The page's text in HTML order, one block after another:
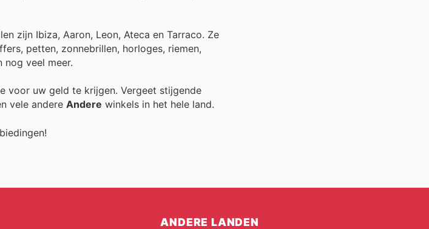
zijn Ibiza, Aaron, Leon, Ateca en Tarraco. Ze
petten, zonnebrillen, horloges, riemen,
nog veel meer.
voor uw geld te krijgen. Vergeet stijgende
vele andere Andere winkels in het hele land.
ANDERE LANDEN